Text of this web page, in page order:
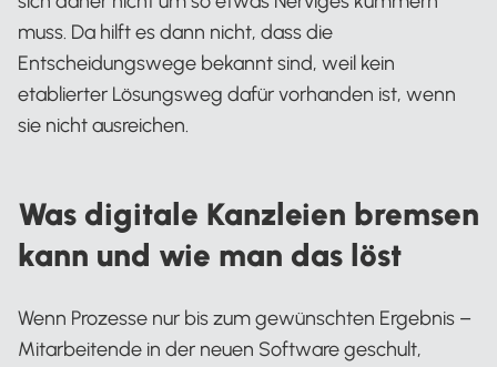
muss. Da hilft es dann nicht, dass die
Entscheidungswege bekannt sind, weil kein
etablierter Lösungsweg dafür vorhanden ist, wenn
sie nicht ausreichen.
Was digitale Kanzleien bremsen
kann und wie man das löst
Wenn Prozesse nur bis zum gewünschten Ergebnis –
Mitarbeitende in der neuen Software geschult,